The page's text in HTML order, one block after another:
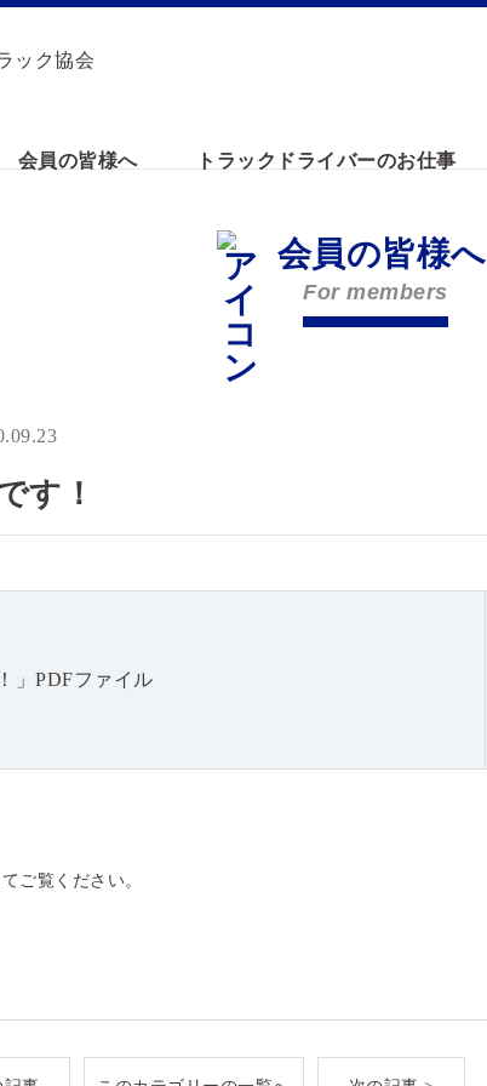
会員の皆様へ トラックドライバーのお仕事
会員の皆様へ
For members
す！
」PDFファイル
ご覧ください。